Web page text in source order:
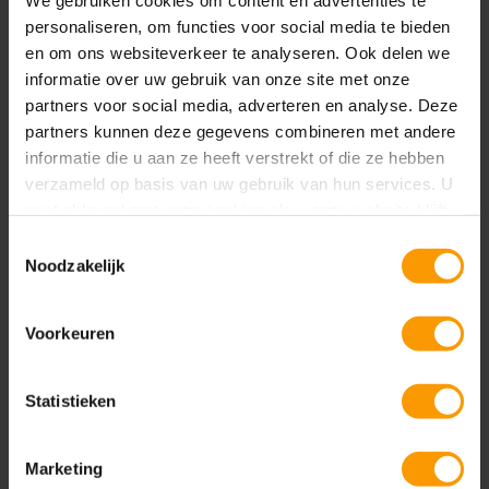
personaliseren, om functies voor social media te bieden
en om ons websiteverkeer te analyseren. Ook delen we
informatie over uw gebruik van onze site met onze
partners voor social media, adverteren en analyse. Deze
partners kunnen deze gegevens combineren met andere
informatie die u aan ze heeft verstrekt of die ze hebben
verzameld op basis van uw gebruik van hun services. U
Noodzakelijk
Voorkeuren
Statistieken
Marketing
Arthur van Kooij: Absoluut. Dan moet je keuzes
maken, formaliseren en sturen.
De vraag is niet waar je begint, maar
of je bereid bent door te groeien
Snelheid versus stabiliteit
keuze tussen snelheid en stabiliteit. Hoe kijken jullie
Pieter Vughts:
Het is geen óf-óf. Je moet snelheid
houden in je kern.
herleiden waarom AI iets doet en wie uiteindelijk